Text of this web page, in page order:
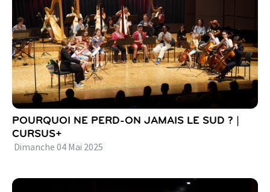
POURQUOI NE PERD-ON JAMAIS LE SUD ? |
CURSUS+
Dimanche 04 Mai 2025